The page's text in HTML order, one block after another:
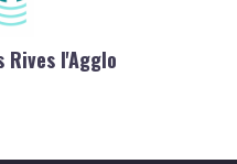
Rives l'Agglo